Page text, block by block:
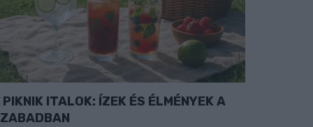
PIKNIK ITALOK: ÍZEK ÉS ÉLMÉNYEK A